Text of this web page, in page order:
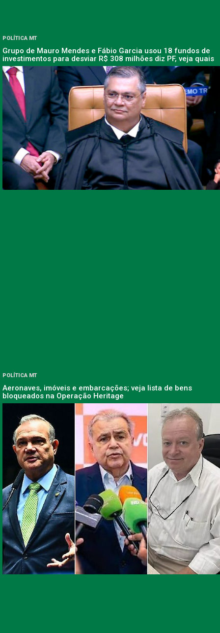
POLÍTICA MT
Grupo de Mauro Mendes e Fábio Garcia usou 18 fundos de
investimentos para desviar R$ 308 milhões diz PF, veja quais
POLÍTICA MT
Aeronaves, imóveis e embarcações; veja lista de bens
bloqueados na Operação Heritage